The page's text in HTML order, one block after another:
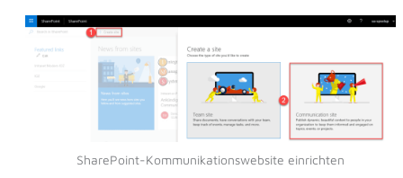
SharePoint-Kommunikationswebsite einrichten